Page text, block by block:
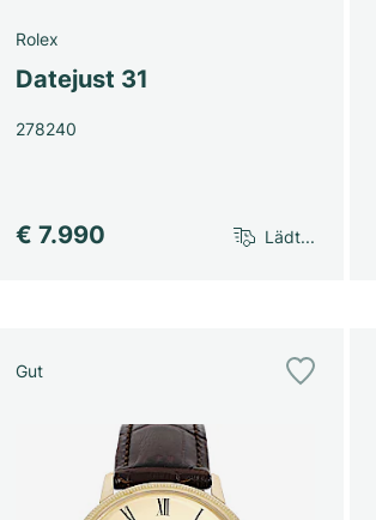
Rolex
Datejust 31
278240
€ 7.990 Lädt...
Gut